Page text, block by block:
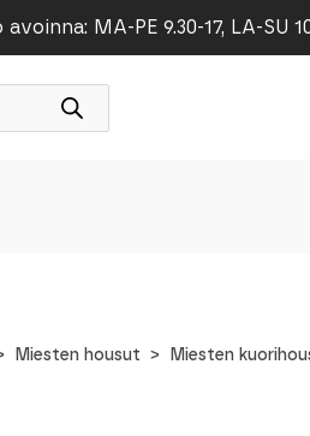
MA-PE 9.30-17, LA-SU
Miesten housut Miesten